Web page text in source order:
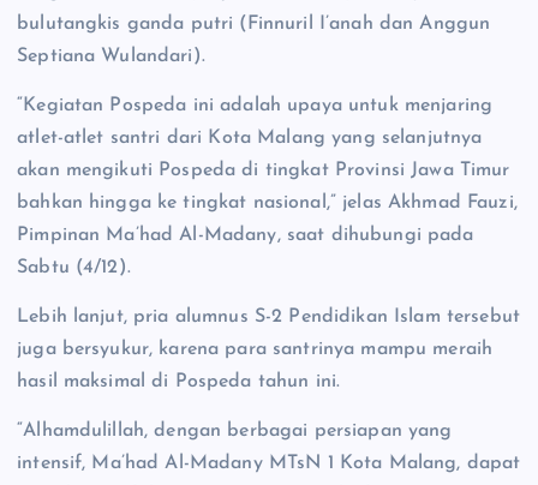
bulutangkis ganda putri (Finnuril I’anah dan Anggun
Septiana Wulandari).
“Kegiatan Pospeda ini adalah upaya untuk menjaring
atlet-atlet santri dari Kota Malang yang selanjutnya
akan mengikuti Pospeda di tingkat Provinsi Jawa Timur
bahkan hingga ke tingkat nasional,” jelas Akhmad Fauzi,
Pimpinan Ma’had Al-Madany, saat dihubungi pada
Sabtu (4/12).
Lebih lanjut, pria alumnus S-2 Pendidikan Islam tersebut
juga bersyukur, karena para santrinya mampu meraih
hasil maksimal di Pospeda tahun ini.
“Alhamdulillah, dengan berbagai persiapan yang
intensif, Ma’had Al-Madany MTsN 1 Kota Malang, dapat